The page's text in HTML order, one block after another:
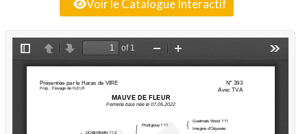
Voir le Catalogue Interactif